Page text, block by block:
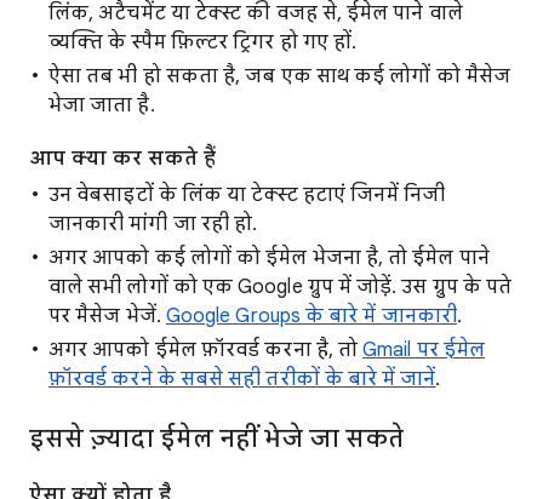
लिंक, अटैचमेंट या टेक्स्ट की वजह से, ईमेल पाने वाले
व्यक्ति के स्पैम फ़िल्टर ट्रिगर हो गए हों.
ऐसा तब भी हो सकता है, जब एक साथ कई लोगों को मैसेज
भेजा जाता है.
आप क्या कर सकते हैं
उन वेबसाइटों के लिंक या टेक्स्ट हटाएं जिनमें निजी
जानकारी मांगी जा रही हो.
अगर आपको कई लोगों को ईमेल भेजना है, तो ईमेल पाने
वाले सभी लोगों को एक Google ग्रुप में जोड़ें. उस ग्रुप के पते
पर मैसेज भेजें. Google Groups के बारे में जानकारी.
अगर आपको ईमेल फ़ॉरवर्ड करना है, तोGmail पर ईमेल
फ़ॉरवर्ड करने के सबसे सही तरीकों के बारे में जानें.
इससे ज़्यादा ईमेल नहीं भेजे जा सकते